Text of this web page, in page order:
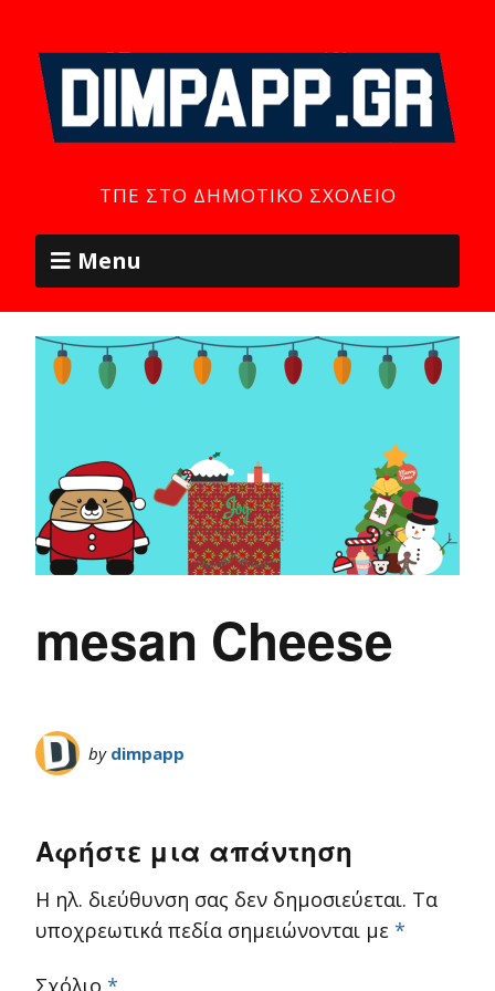
ΤΠΕ ΣΤΟ ΔΗΜΟΤΙΚΌ ΣΧΟΛΕΊΟ
Menu
mesan Cheese
by dimpapp
Αφήστε μια απάντηση
Η ηλ. διεύθυνση σας δεν δημοσιεύεται. Τα
υποχρεωτικά πεδία σημειώνονται με *